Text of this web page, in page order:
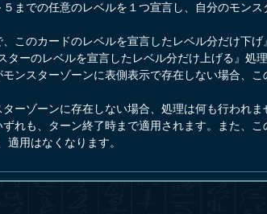
までの任意のレベルを１つ宣言し、自分のモン
このカードのレベルを宣言したレベル分だけ下
ターのレベルを宣言したレベル分だけ上げる』処
ンスターゾーンに表側表示で存在しない場合、
ーゾーンに存在しない場合、処理は何も行われま
れも、ターン終了時まで適用されます。また、
用はなくなります。